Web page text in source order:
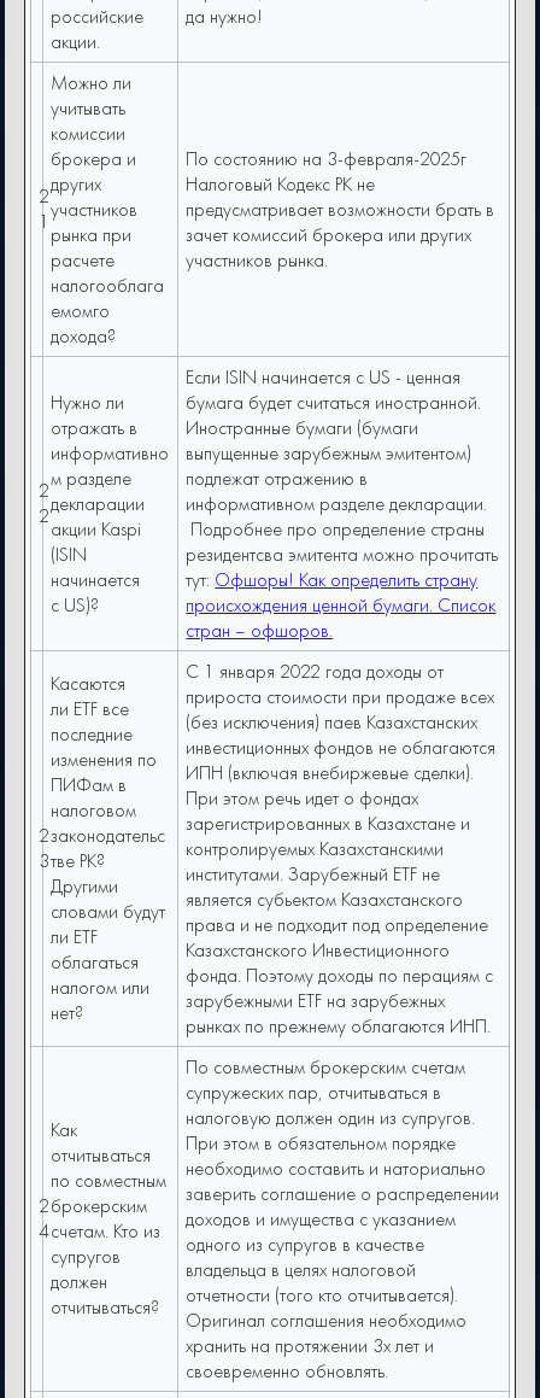
российские
акции.
да нужно!
2
1
Можно ли
учитывать
комиссии
брокера и
других
участников
рынка при
расчете
налогооблага
емомго
дохода?
По состоянию на 3-февраля-2025г
Налоговый Кодекс РК не
предусматривает возможности брать в
зачет комиссий брокера или других
участников рынка.
2
2
Нужно ли
отражать в
информативно
м разделе
декларации
акции Kaspi
(ISIN
начинается
с US)?
Если ISIN начинается с US - ценная
бумага будет считаться иностранной.
Иностранные бумаги (бумаги
выпущенные зарубежным эмитентом)
подлежат отражению в
информативном разделе декларации.
Подробнее про определение страны
резидентсва эмитента можно прочитать
тут: Офшоры! Как определить страну
происхождения ценной бумаги. Список
стран – офшоров.
2
3
Касаются
ли ETF все
последние
изменения по
ПИФам в
налоговом
законодательс
тве РК?
Другими
словами будут
ли ETF
облагаться
налогом или
нет?
С 1 января 2022 года доходы от
прироста стоимости при продаже всех
(без исключения) паев Казахстанских
инвестиционных фондов не облагаются
ИПН (включая внебиржевые сделки).
При этом речь идет о фондах
зарегистрированных в Казахстане и
контролируемых Казахстанскими
институтами. Зарубежный ETF не
является субьектом Казахстанского
права и не подходит под определение
Казахстанского Инвестиционного
фонда. Поэтому доходы по перациям с
зарубежными ETF на зарубежных
рынках по прежнему облагаются ИНП.
2
4
Как
отчитываться
по совместным
брокерским
счетам. Кто из
супругов
должен
отчитываться?
По совместным брокерским счетам
супружеских пар, отчитываться в
налоговую должен один из супругов.
При этом в обязательном порядке
необходимо составить и наториально
заверить соглашение о распределении
доходов и имущества с указанием
одного из супругов в качестве
владельца в целях налоговой
отчетности (того кто отчитывается).
Оригинал соглашения необходимо
хранить на протяжении 3х лет и
своевременно обновлять.